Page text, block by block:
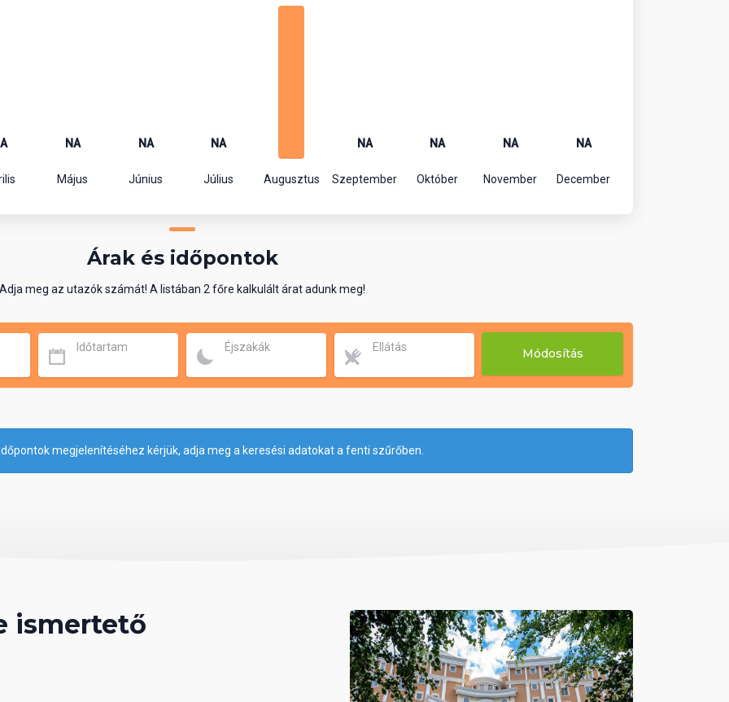
NA
Május
NA
Június
NA
Július Augusztus
NA
Szeptember
NA
Október
NA
November
NA
December
Árak és időpontok
Adja meg az utazók számát! A listában 2 főre kalkulált árat adunk meg!
Időtartam Éjszakák Ellátás Módosítás
megjelenítéséhez kérjük, adja meg a keresési adatokat a fenti szűrőben.
ismertető